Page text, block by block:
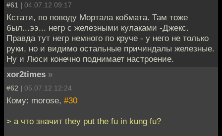
#61 | 04.07.12 09:17
Кстати, по поводу Мортала кобмата. Там тоже
был...ээ... негр с железными кулаками -Джекс.
Правда тут негр немного по круче - у него не только
руки, но и видимо остальные причиндалы железные.
Ну и Люси конечно поднимает настроение.
xor2times »
#62 | 05.07.12 12:24
Кому: morose, #30
> а что значит they put the fu in kung fu?